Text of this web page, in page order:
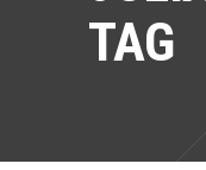
TAG